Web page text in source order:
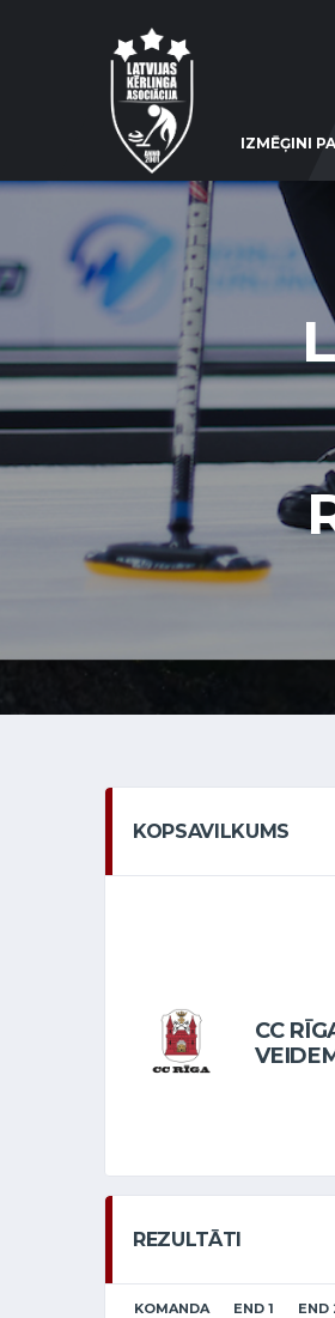
IZMĒĢINI
KOPSAVILKUMS
CC
REZULTĀTI
KOMANDA END 1 END